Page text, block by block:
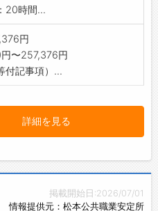
20時間...
円
〜257,376円
付記事項）...
詳細を見る
掲載開始日:2026/07/01
情報提供元：松本公共職業安定所